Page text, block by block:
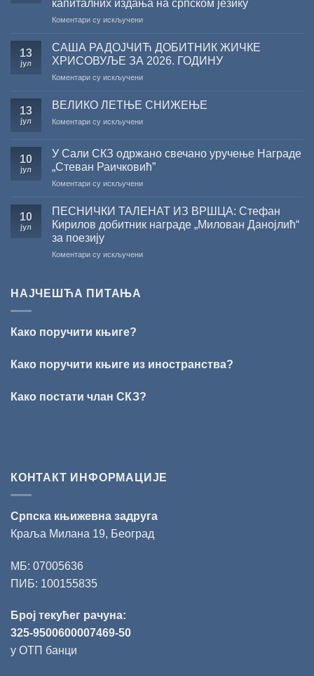
капиталних издања на српском језику
Коментари су искљученина
поводом
резултата
конкурса
Министарства
за
капиталних
на
српском
13
јул
САША РАДОЈЧИЋ ДОБИТНИК ЖИЧКЕ
ХРИСОВУЉЕ ЗА 2026. ГОДИНУ
Коментари су искљученина
РАДОЈЧИЋ
ЖИЧКЕ
2026.
ГОДИНУ
13
јул
ВЕЛИКО ЛЕТЊЕ СНИЖЕЊЕ
Коментари су искљученина
СНИЖЕЊЕ
10
јул
У Сали СКЗ одржано свечано уручење Награде
„Стеван Раичковић”
Коментари су искљученина
Сали
одржано
уручење
10
јул
ПЕСНИЧКИ ТАЛЕНАТ ИЗ ВРШЦА: Стефан
Кирилов добитник награде „Милован Данојлић“
за поезију
Коментари су искљученина
„Милован
поезију
НАЈЧЕШЋА ПИТАЊА
Како поручити књиге?
Како поручити књиге из иностранства?
Како постати члан СКЗ?
КОНТАКТ ИНФОРМАЦИЈЕ
Српска књижевна задруга
Краља Милана 19, Београд
МБ: 07005636
ПИБ: 100155835
Број текућег рачуна:
325-9500600007469-50
у ОТП банци